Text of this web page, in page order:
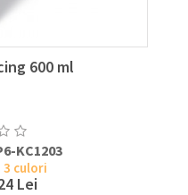
600 ml
KC1203
culori
Lei